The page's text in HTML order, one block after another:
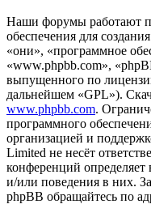
Наши форумы работают
обеспечения для
«они», «программное
«www.phpbb.com»,
выпущенного по
дальнейшем «GPL»).
www.phpbb.com.
программного
организацией и
Limited не несёт
конференций определяет
и/или поведения в них.
phpBB обращайтесь по